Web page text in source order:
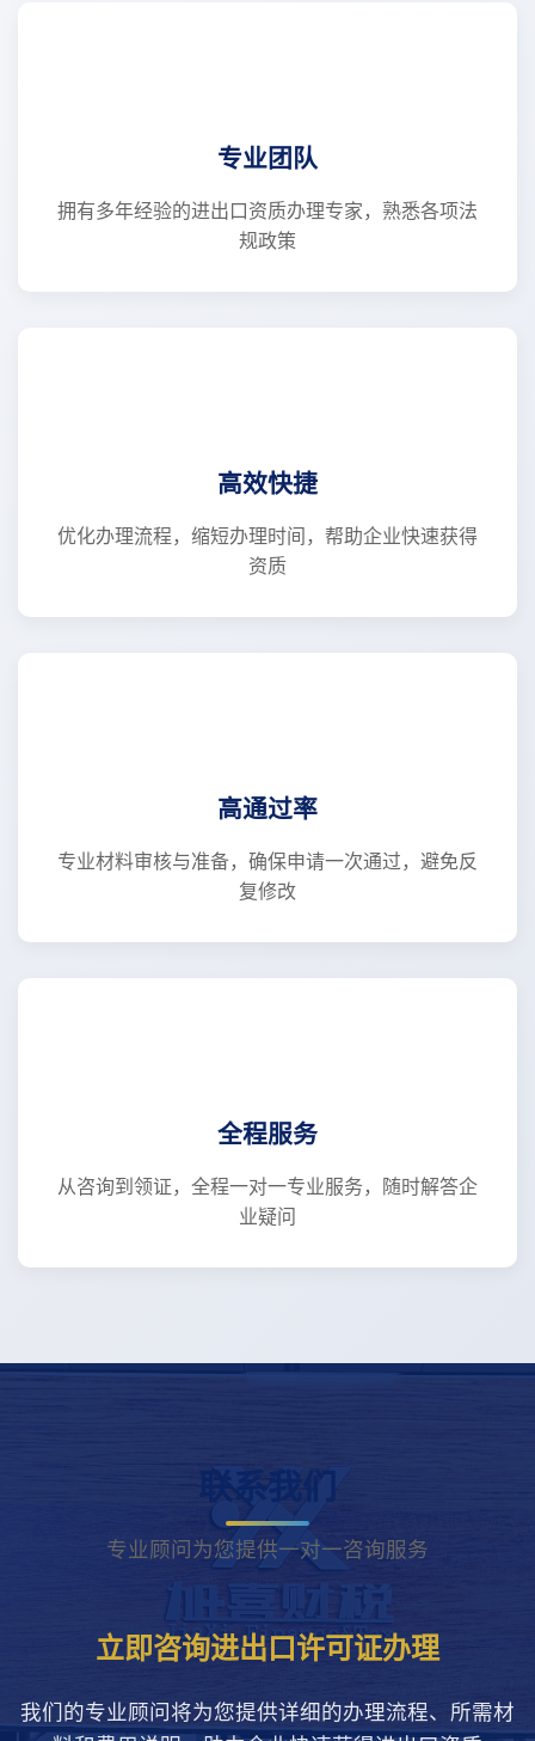
专业团队
拥有多年经验的进出口资质办理专家，熟悉各项法
规政策
高效快捷
优化办理流程，缩短办理时间，帮助企业快速获得
资质
高通过率
专业材料审核与准备，确保申请一次通过，避免反
复修改
全程服务
从咨询到领证，全程一对一专业服务，随时解答企
业疑问
联系我们
专业顾问为您提供一对一咨询服务
立即咨询进出口许可证办理
我们的专业顾问将为您提供详细的办理流程、所需材